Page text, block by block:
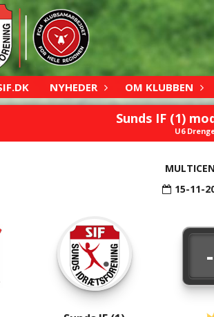
NYHEDER OM KLUBBEN
Sunds IF (1)
U6
15-11-
-